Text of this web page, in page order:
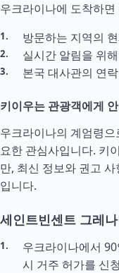
우크라이나에 도착하
방문하는 지역의
실시간 알림을 위
본국 대사관의 연
키이우는 관광객에게
우크라이나의 계엄령
요한 관심사입니다. 키
만, 최신 정보와 권고
입니다.
세인트빈센트 그레
우크라이나에서
시 거주 허가를 신